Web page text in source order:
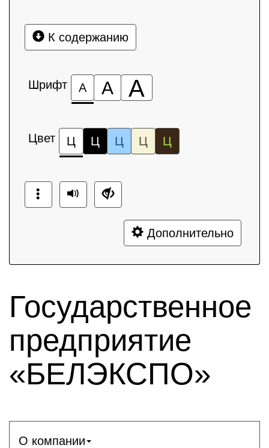
К содержанию
Шрифт А А А
Цвет Ц Ц Ц Ц Ц
Дополнительно
Государственное
предприятие
«БЕЛЭКСПО»
О компании